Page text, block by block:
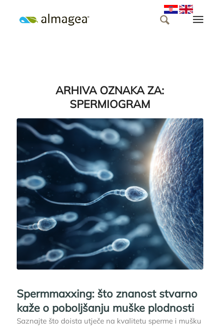
ARHIVA OZNAKA ZA:
SPERMIOGRAM
Spermmaxxing: što znanost stvarno
kaže o poboljšanju muške plodnosti
Saznajte što doista utječe na kvalitetu sperme i mušku